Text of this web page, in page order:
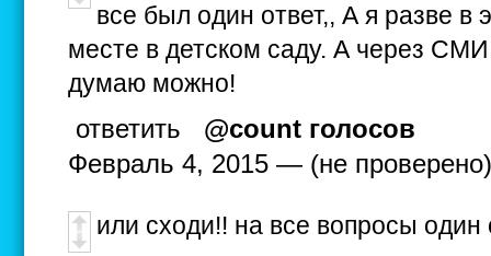
все был один ответ,, А я разве в
месте в детском саду. А через
думаю можно!
ответить
@count голосов
Февраль 4, 2015 — (не проверено)
или сходи!! на все вопросы